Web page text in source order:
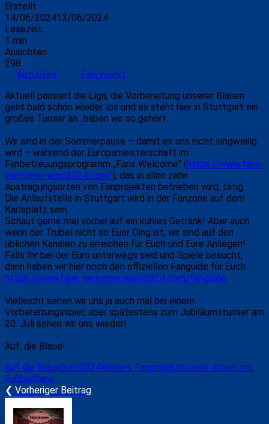
Erstellt
14/06/202413/06/2024
Lesezeit
1 min
Ansichten
298
Aktuelles
Fanprojekt
Aktuell pausiert die Liga, die Vorbereitung unserer Blauen
geht bald schon wieder los und es steht hier in Stuttgart ein
großes Turnier an…haben wir so gehört…
Wir sind in der Sommerpause – damit es uns nicht langweilig
wird – während der Europameisterschaft im
Fanbetreuungsprogramm „Fans Welcome“ (https://www.fans-
welcome-euro2024.com/), das in allen zehn
Austragungsorten von Fanprojekten betrieben wird, tätig.
Die Anlaufstelle in Stuttgart wird in der Fanzone auf dem
Karlsplatz sein.
Schaut gerne mal vorbei auf ein kühles Getränk! Aber auch
wenn der Trubel nicht so Euer Ding ist, wir sind auf den
üblichen Kanälen zu erreichen für Euch und Eure Anliegen!
Falls Ihr bei der Euro unterwegs seid und Spiele besucht,
dann haben wir hier noch den offiziellen Fanguide für Euch:
https://www.fans-welcome-euro2024.com/fanguide
Vielleicht sehen wir uns ja auch mal bei einem
Vorbereitungsspiel, aber spätestens zum Jubiläumsturnier am
20. Juli sehen wir uns wieder!
Auf, die Blaue!
Auf die Blaue Euro2024Kickers Fanprojektsoziale Arbeit mit
Fußballfans
❮ Vorheriger Beitrag